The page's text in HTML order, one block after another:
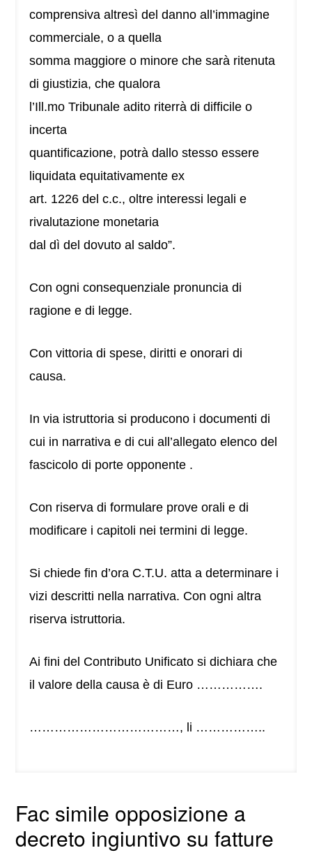
comprensiva altresì del danno all’immagine
commerciale, o a quella
somma maggiore o minore che sarà ritenuta
di giustizia, che qualora
l’Ill.mo Tribunale adito riterrà di difficile o
incerta
quantificazione, potrà dallo stesso essere
liquidata equitativamente ex
art. 1226 del c.c., oltre interessi legali e
rivalutazione monetaria
dal dì del dovuto al saldo”.
Con ogni consequenziale pronuncia di
ragione e di legge.
Con vittoria di spese, diritti e onorari di
causa.
In via istruttoria si producono i documenti di
cui in narrativa e di cui all’allegato elenco del
fascicolo di porte opponente .
Con riserva di formulare prove orali e di
modificare i capitoli nei termini di legge.
Si chiede fin d’ora C.T.U. atta a determinare i
vizi descritti nella narrativa. Con ogni altra
riserva istruttoria.
Ai fini del Contributo Unificato si dichiara che
il valore della causa è di Euro …………….
………………………………, li ……………..
Fac simile opposizione a
decreto ingiuntivo su fatture